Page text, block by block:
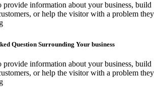
provide information about your business, build
or help the visitor with a problem they
Question Surrounding Your business
provide information about your business, build
or help the visitor with a problem they